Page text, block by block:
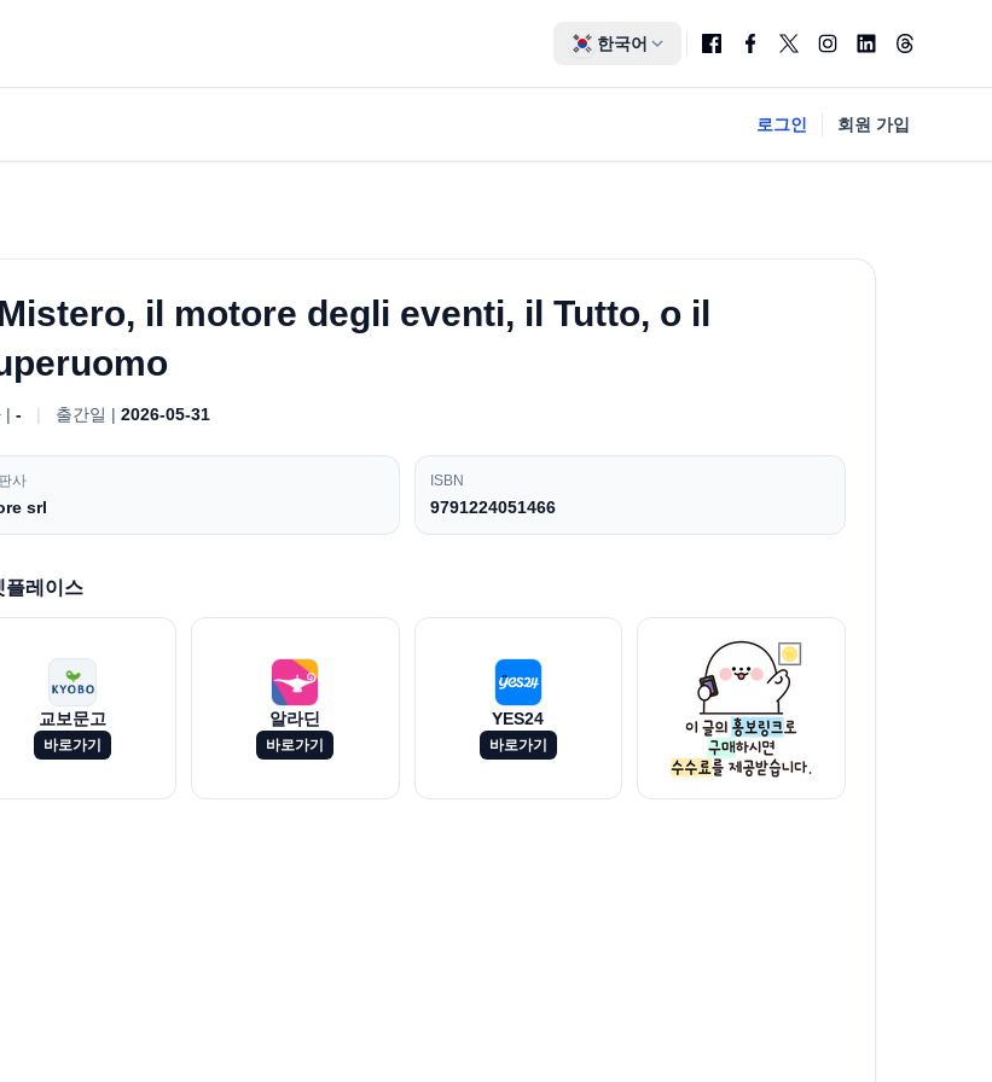
한국어
로그인 회원 가입
il motore degli eventi, il Tutto, o il
|- | 출간일 |2026-05-31
사
srl
ISBN
9791224051466
플레이스
교보문고
바로가기
알라딘
바로가기
YES24
바로가기